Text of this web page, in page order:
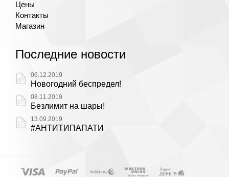
Цены
Контакты
Магазин
Последние новости
06.12.2019
Новогодний беспредел!
08.11.2019
Безлимит на шары!
13.09.2019
#АНТИТИПАПАТИ